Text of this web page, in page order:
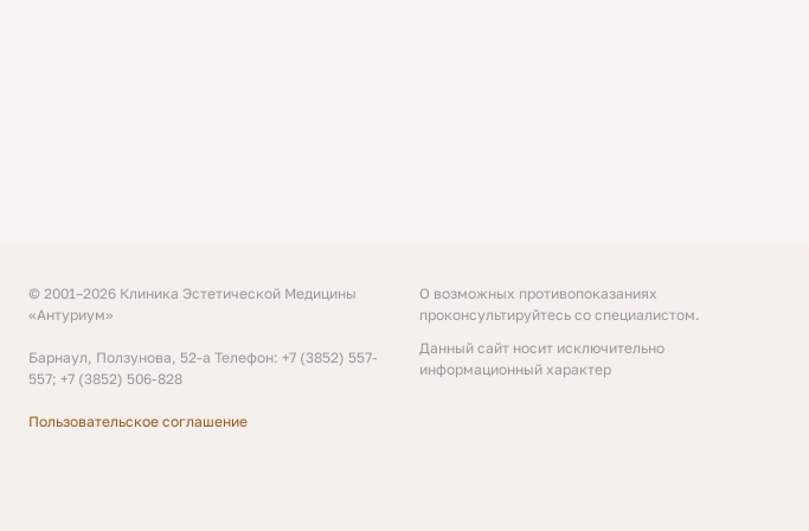
© 2001–2026 Клиника Эстетической Медицины
«Антуриум»
Барнаул, Ползунова, 52-а Телефон: +7 (3852) 557-
557; +7 (3852) 506-828
Пользовательское соглашение
О возможных противопоказаниях
проконсультируйтесь со специалистом.
Данный сайт носит исключительно
информационный характер